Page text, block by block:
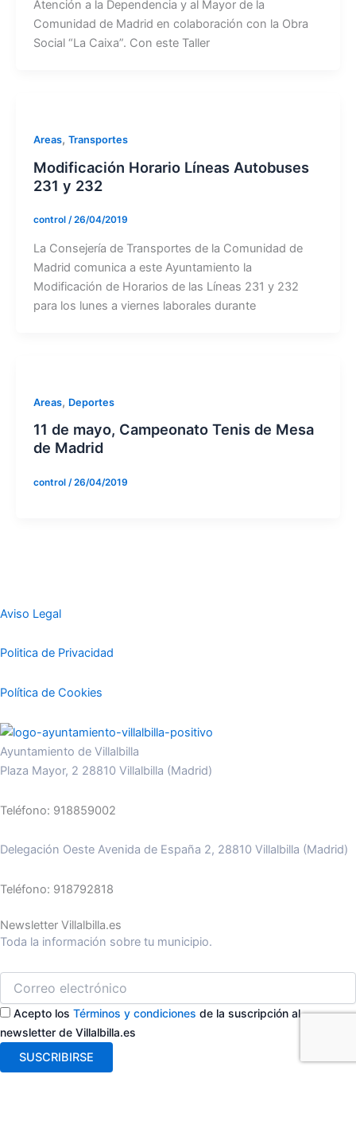
Atención a la Dependencia y al Mayor de la
Comunidad de Madrid en colaboración con la Obra
Social “La Caixa”. Con este Taller
Areas, Transportes
Modificación Horario Líneas Autobuses
231 y 232
control /26/04/2019
La Consejería de Transportes de la Comunidad de
Madrid comunica a este Ayuntamiento la
Modificación de Horarios de las Líneas 231 y 232
para los lunes a viernes laborales durante
Areas, Deportes
11 de mayo, Campeonato Tenis de Mesa
de Madrid
control /26/04/2019
Aviso Legal
Politica de Privacidad
Política de Cookies
Ayuntamiento de Villalbilla
Plaza Mayor, 2 28810 Villalbilla (Madrid)
Teléfono: 918859002
Delegación Oeste Avenida de España 2, 28810 Villalbilla (Madrid)
Teléfono: 918792818
Newsletter Villalbilla.es
Toda la información sobre tu municipio.
Acepto los Términos y condiciones de la suscripción al
newsletter de Villalbilla.es
SUSCRIBIRSE